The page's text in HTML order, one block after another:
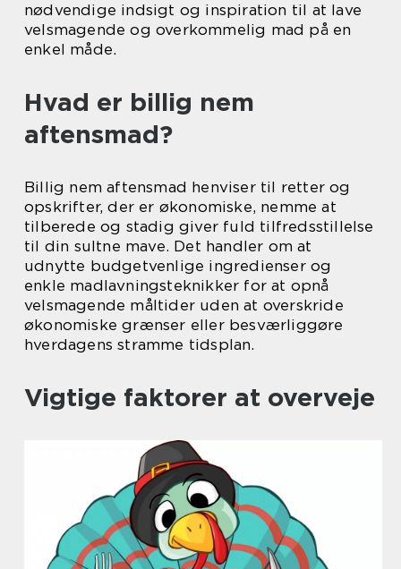
nødvendige indsigt og inspiration til at lave
velsmagende og overkommelig mad på en
enkel måde.
Hvad er billig nem
aftensmad?
Billig nem aftensmad henviser til retter og
opskrifter, der er økonomiske, nemme at
tilberede og stadig giver fuld tilfredsstillelse
til din sultne mave. Det handler om at
udnytte budgetvenlige ingredienser og
enkle madlavningsteknikker for at opnå
velsmagende måltider uden at overskride
økonomiske grænser eller besværliggøre
hverdagens stramme tidsplan.
Vigtige faktorer at overveje